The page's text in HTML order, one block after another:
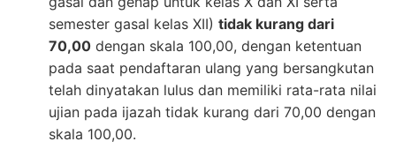
semester gasal kelas XII) tidak kurang dari
70,00 dengan skala 100,00, dengan ketentuan
pada saat pendaftaran ulang yang bersangkutan
telah dinyatakan lulus dan memiliki rata-rata nilai
ujian pada ijazah tidak kurang dari 70,00 dengan
skala 100,00.